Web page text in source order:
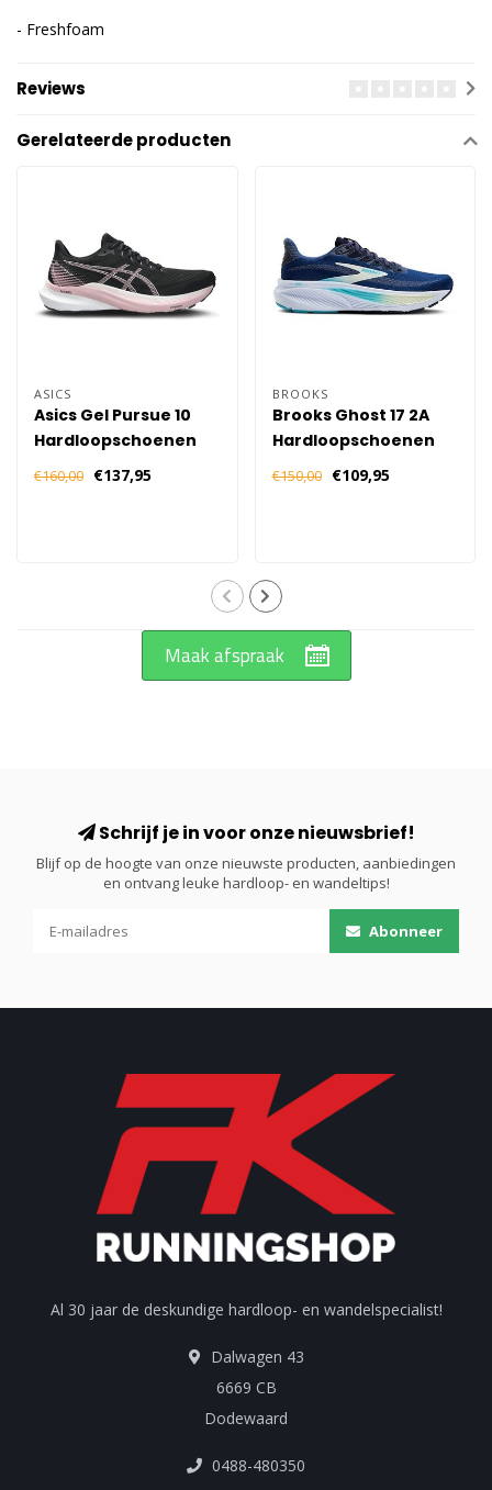
- Freshfoam
Reviews
Gerelateerde producten
ASICS
Asics Gel Pursue 10
Hardloopschoenen
Dames - Zwart Roze
€160,00 €137,95
BROOKS
Brooks Ghost 17 2A
Hardloopschoenen
Dames - Blauw
€150,00 €109,95
Maak afspraak
Schrijf je in voor onze nieuwsbrief!
Blijf op de hoogte van onze nieuwste producten, aanbiedingen
en ontvang leuke hardloop- en wandeltips!
Abonneer
Al 30 jaar de deskundige hardloop- en wandelspecialist!
Dalwagen 43
6669 CB
Dodewaard
0488-480350